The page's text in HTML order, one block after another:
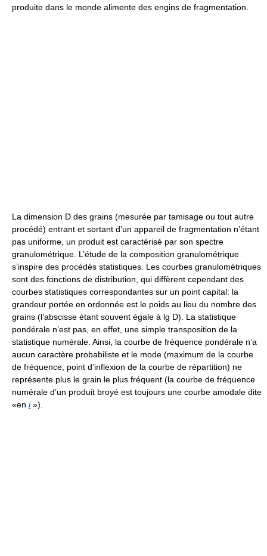
produite dans le monde alimente des engins de fragmentation.
La dimension D des grains (mesurée par tamisage ou tout autre
procédé) entrant et sortant d’un appareil de fragmentation n’étant
pas uniforme, un produit est caractérisé par son spectre
granulométrique. L’étude de la composition granulométrique
s’inspire des procédés statistiques. Les courbes granulométriques
sont des fonctions de distribution, qui diffèrent cependant des
courbes statistiques correspondantes sur un point capital: la
grandeur portée en ordonnée est le poids au lieu du nombre des
grains (l’abscisse étant souvent égale à lg D). La statistique
pondérale n’est pas, en effet, une simple transposition de la
statistique numérale. Ainsi, la courbe de fréquence pondérale n’a
aucun caractère probabiliste et le mode (maximum de la courbe
de fréquence, point d’inflexion de la courbe de répartition) ne
représente plus le grain le plus fréquent (la courbe de fréquence
numérale d’un produit broyé est toujours une courbe amodale dite
«en i»).